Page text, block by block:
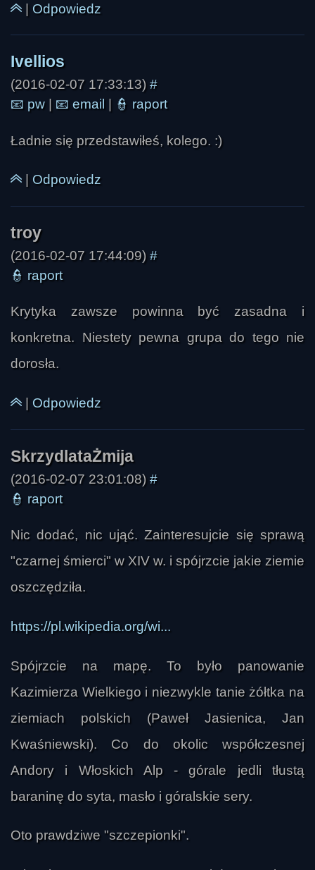
| Odpowiedz
(2016-02-07 17:33:13) #
📧 pw 📧 email 👮 raport
Ładnie się przedstawiłeś, kolego. :)
Odpowiedz
(2016-02-07 17:44:09) #
👮 raport
Krytyka zawsze powinna być zasadna i
konkretna. Niestety pewna grupa do tego nie
dorosła.
Odpowiedz
(2016-02-07 23:01:08) #
👮 raport
Nic dodać, nic ująć. Zainteresujcie się sprawą
"czarnej śmierci" w XIV w. i spójrzcie jakie ziemie
oszczędziła.
https://pl.wikipedia.org/wi...
Spójrzcie na mapę. To było panowanie
Kazimierza Wielkiego i niezwykle tanie żółtka na
ziemiach polskich (Paweł Jasienica, Jan
Kwaśniewski). Co do okolic współczesnej
Andory i Włoskich Alp - górale jedli tłustą
baraninę do syta, masło i góralskie sery.
Oto prawdziwe "szczepionki".